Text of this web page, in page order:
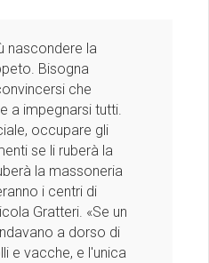
nascondere la
Bisogna
che
a impegnarsi tutti.
occupare gli
se li ruberà la
la massoneria
i centri di
Gratteri. «Se un
a dorso di
e vacche, e l'unica